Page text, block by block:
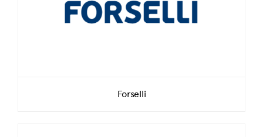
Forselli